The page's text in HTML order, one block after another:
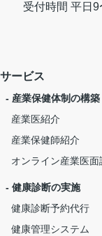
サービス
- 産業保健体制の構築
産業医紹介
産業保健師紹介
オンライン産業医面
- 健康診断の実施
健康診断予約代行
健康管理システム
受付時間 平日